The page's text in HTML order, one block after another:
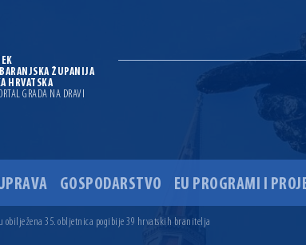
ŽUPANIJA
HRVATSKA
GRADA NA DRAVI
GOSPODARSTVO EU PROGRAMI I
vodostaja i pravodobnih mjera komarci ove godine pod kontrolom
obilježen Dan pobjede i domovinske zahvalnosti i Dan hrvatskih branitelja
obilježena 35. obljetnica pogibije 39 hrvatskih branitelja